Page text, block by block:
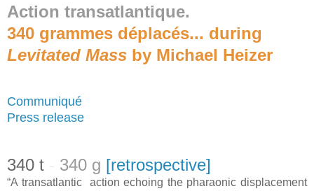
Action transatlantique.
340 grammes déplacés... during
Levitated Mass by Michael Heizer
Communiqué
Press release
340 t 340 g [retrospective]
“A transatlantic action echoing the pharaonic displacement